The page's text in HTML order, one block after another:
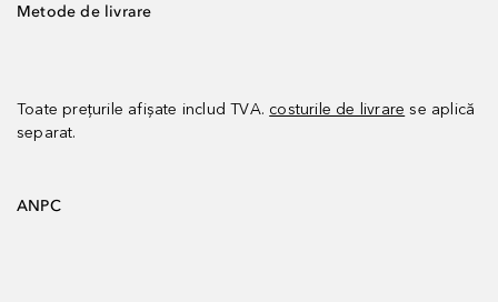
Metode de livrare
Toate prețurile afișate includ TVA. costurile de livrare se aplică
separat.
ANPC